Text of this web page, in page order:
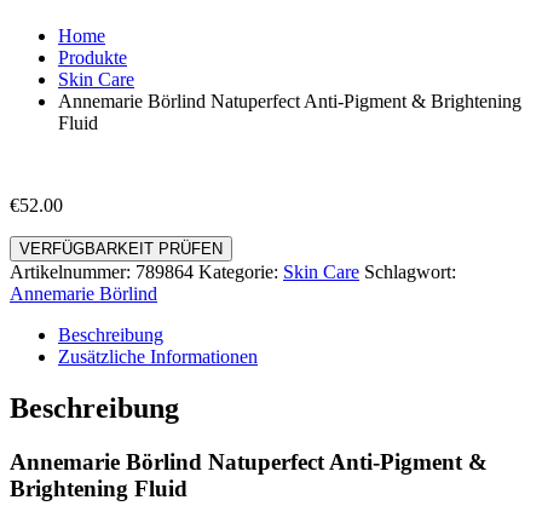
Home
Produkte
Skin Care
Annemarie Börlind Natuperfect Anti-Pigment & Brightening
Fluid
€52.00
VERFÜGBARKEIT PRÜFEN
Artikelnummer: 789864 Kategorie: Skin Care Schlagwort:
Annemarie Börlind
Beschreibung
Zusätzliche Informationen
Beschreibung
Annemarie Börlind Natuperfect Anti-Pigment &
Brightening Fluid